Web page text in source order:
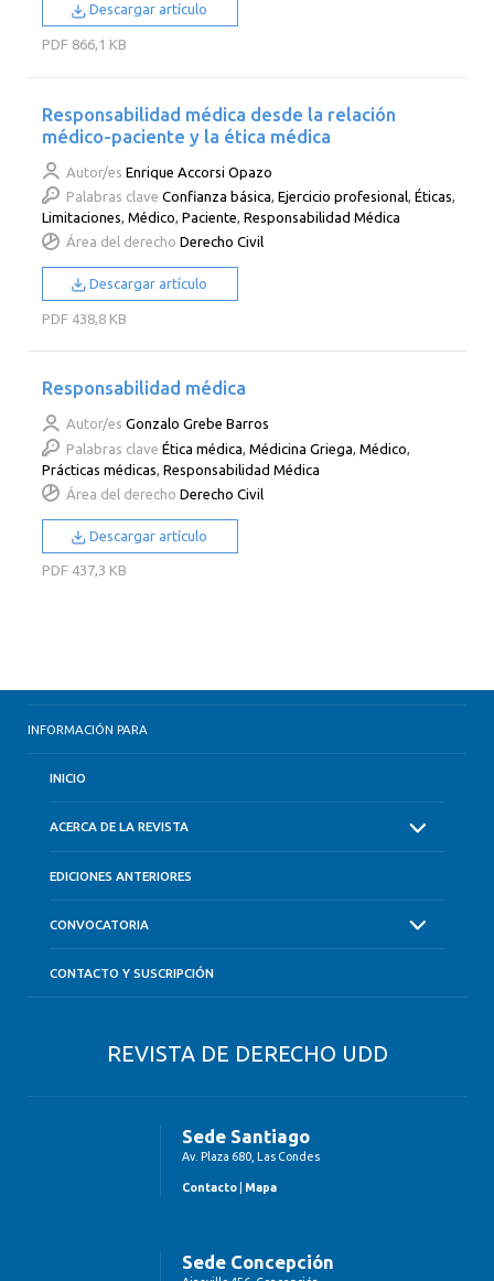
Descargar artículo
PDF 866,1 KB
Responsabilidad médica desde la relación
médico-paciente y la ética médica
Autor/es Enrique Accorsi Opazo
Palabras clave Confianza básica,Ejercicio profesional,Éticas,
Limitaciones,Médico,Paciente,Responsabilidad Médica
Área del derecho Derecho Civil
Descargar artículo
PDF 438,8 KB
Responsabilidad médica
Autor/es Gonzalo Grebe Barros
Palabras clave Ética médica ,Médicina Griega ,Médico
Prácticas médicas ,Responsabilidad Médica
Área del derecho Derecho Civil
Descargar artículo
PDF 437,3 KB
INFORMACIÓN PARA
INICIO
ACERCA DE LA REVISTA
EDICIONES ANTERIORES
CONVOCATORIA
CONTACTO Y SUSCRIPCIÓN
REVISTA DE DERECHO UDD
Sede Santiago
Av. Plaza 680, Las Condes
Contacto Mapa
Sede Concepción